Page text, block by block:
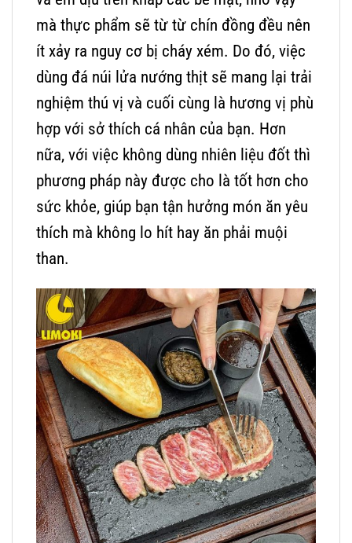
mà thực phẩm sẽ từ từ chín đồng đều nên
ít xảy ra nguy cơ bị cháy xém. Do đó, việc
dùng đá núi lửa nướng thịt sẽ mang lại trải
nghiệm thú vị và cuối cùng là hương vị phù
hợp với sở thích cá nhân của bạn. Hơn
nữa, với việc không dùng nhiên liệu đốt thì
phương pháp này được cho là tốt hơn cho
sức khỏe, giúp bạn tận hưởng món ăn yêu
thích mà không lo hít hay ăn phải muội
than.